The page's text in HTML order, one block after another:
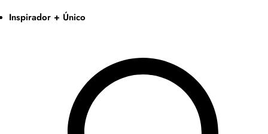
Inspirador + Único